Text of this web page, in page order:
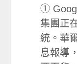
①
集團正
統。華
息報導